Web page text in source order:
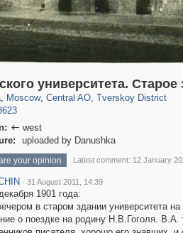
университета. Старое
29,243
, Moscow
8,286
, Central AO
160,009 5,916
, Tverskoy District
53,052 2,283
 west
uploaded by Danushka
your opinion Latest comment: 12 January
· 31 August 2011, 14:39
1901 года:
в старом здании университета
о поездке на родину Н.В.Гоголя. В.А.